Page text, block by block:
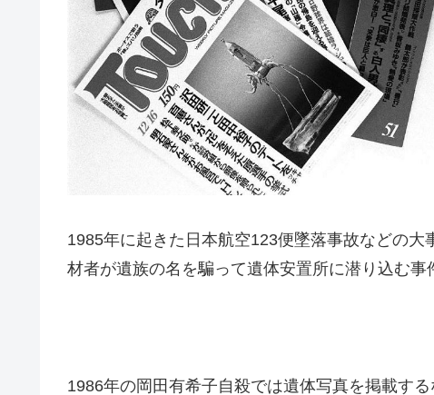
1985年に起きた日本航空123便墜落事故などの
材者が遺族の名を騙って遺体安置所に潜り込む事
1986年の岡田有希子自殺では遺体写真を掲載す